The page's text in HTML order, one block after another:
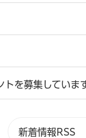
トを募集していま
新着情報RSS